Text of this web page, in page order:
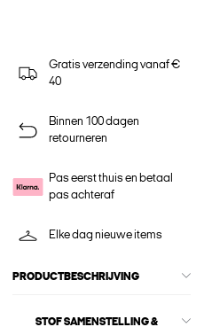
Gratis verzending vanaf €
40
Binnen 100 dagen
retourneren
Pas eerst thuis en betaal
pas achteraf
Elke dag nieuwe items
PRODUCTBESCHRIJVING
STOF SAMENSTELLING &